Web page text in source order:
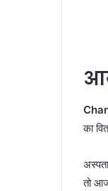
का
तो